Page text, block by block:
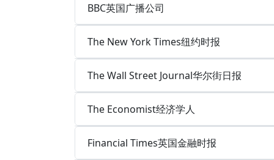
BBC英国广播公司
The New York Times纽约时报
The Wall Street Journal华尔街日报
The Economist经济学人
Financial Times英国金融时报